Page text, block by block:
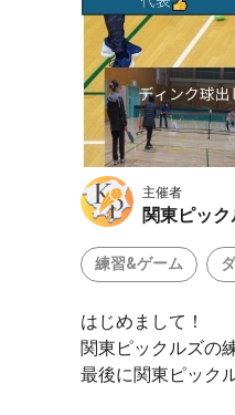
主催者
関東ピッ
練習&ゲーム
はじめまして！
関東ピックルズの
最後に関東ピック